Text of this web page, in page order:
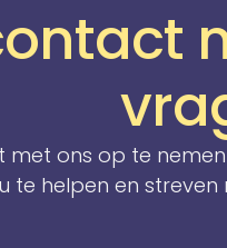
met ons op te
helpen en streven